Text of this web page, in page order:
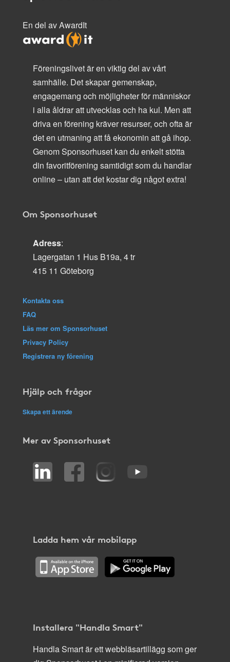
En del av AwardIt
Föreningslivet är en viktig del av vårt
samhälle. Det skapar gemenskap,
engagemang och möjligheter för människor
i alla åldrar att utvecklas och ha kul. Men att
driva en förening kräver resurser, och ofta är
det en utmaning att få ekonomin att gå ihop.
Genom Sponsorhuset kan du enkelt stötta
din favoritförening samtidigt som du handlar
online – utan att det kostar dig något extra!
Om Sponsorhuset
Adress:
Lagergatan 1 Hus B19a, 4 tr
415 11 Göteborg
Kontakta oss
FAQ
Läs mer om Sponsorhuset
Privacy Policy
Registrera ny förening
Hjälp och frågor
Skapa ett ärende
Mer av Sponsorhuset
Ladda hem vår mobilapp
Installera "Handla Smart"
Handla Smart är ett webbläsartillägg som ger